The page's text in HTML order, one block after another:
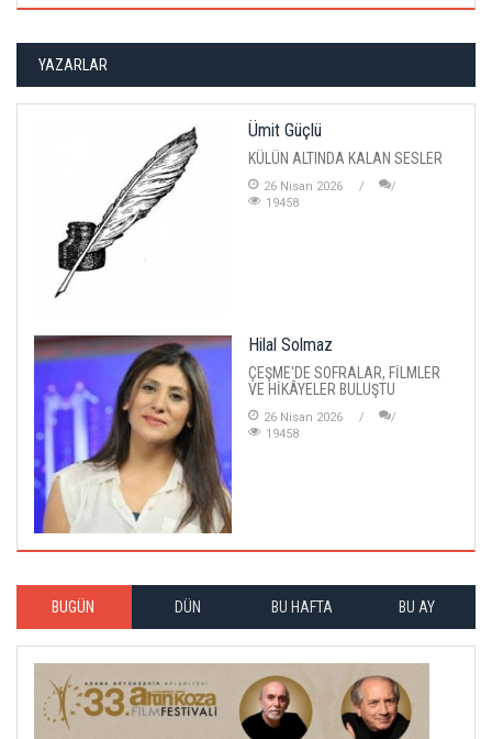
YAZARLAR
Ümit Güçlü
KÜLÜN ALTINDA KALAN SESLER
26 Nisan 2026
19458
Hilal Solmaz
ÇEŞME'DE SOFRALAR, FİLMLER
VE HİKÂYELER BULUŞTU
26 Nisan 2026
19458
BUGÜN DÜN BU HAFTA BU AY